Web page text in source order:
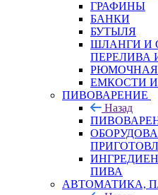
ГРАФИНЫ
БАНКИ
БУТЫЛЯ
ШЛАНГИ И
ПЕРЕЛИВА
РЮМОЧНАЯ
ЕМКОСТИ
ПИВОВАРЕНИЕ
Назад
ПИВА
АВТОМАТИКА,